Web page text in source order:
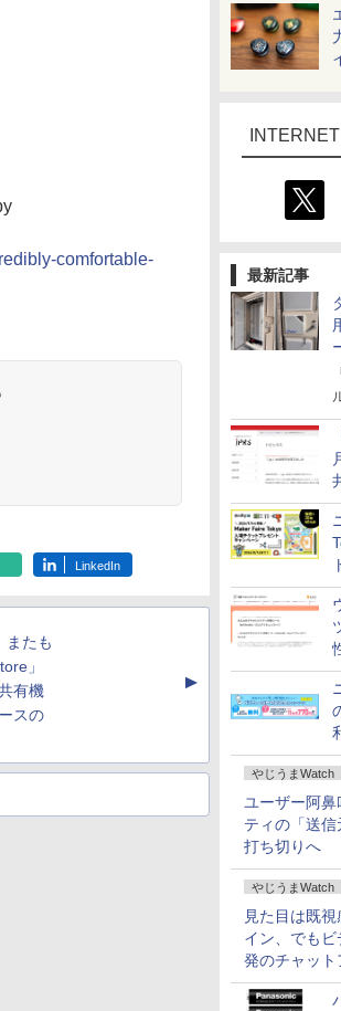
最新記事
やじうまWatch
ユーザー阿
ティの「送
打ち切りへ
やじうまWatch
見た目は既
イン、でも
発のチャッ
comfortable-
LinkedIn
またも
」
有機
スの
▲